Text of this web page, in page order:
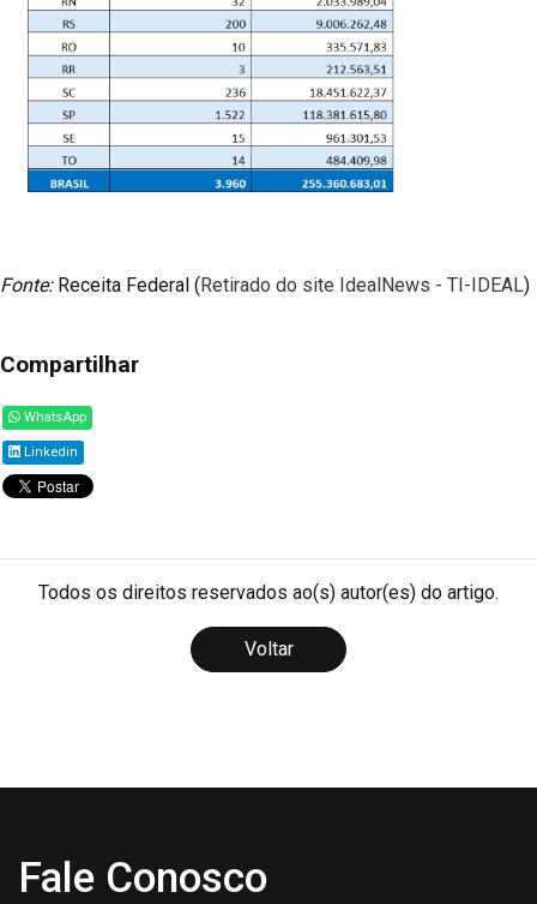
Fonte:Receita Federal (Retirado do site IdealNews - TI-IDEAL)
Compartilhar
WhatsApp
Linkedin
Todos os direitos reservados ao(s) autor(es) do artigo.
Voltar
Fale Conosco